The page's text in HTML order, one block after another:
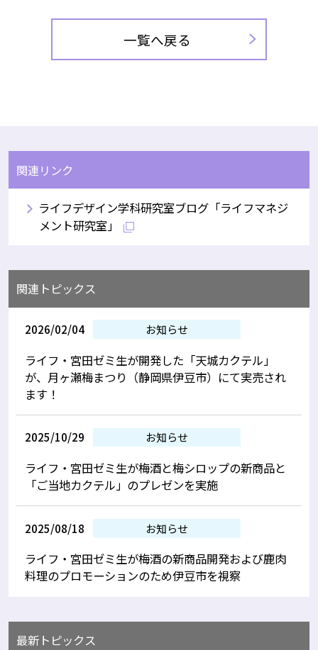
一覧へ戻る
関連リンク
ライフデザイン学科研究室ブログ「ライフマネジ
メント研究室」
関連トピックス
2026/02/04 お知らせ
ライフ・宮田ゼミ生が開発した「天城カクテル」
が、月ヶ瀬梅まつり（静岡県伊豆市）にて実売され
ます！
2025/10/29 お知らせ
ライフ・宮田ゼミ生が梅酒と梅シロップの新商品と
「ご当地カクテル」のプレゼンを実施
2025/08/18 お知らせ
ライフ・宮田ゼミ生が梅酒の新商品開発および鹿肉
料理のプロモーションのため伊豆市を視察
最新トピックス